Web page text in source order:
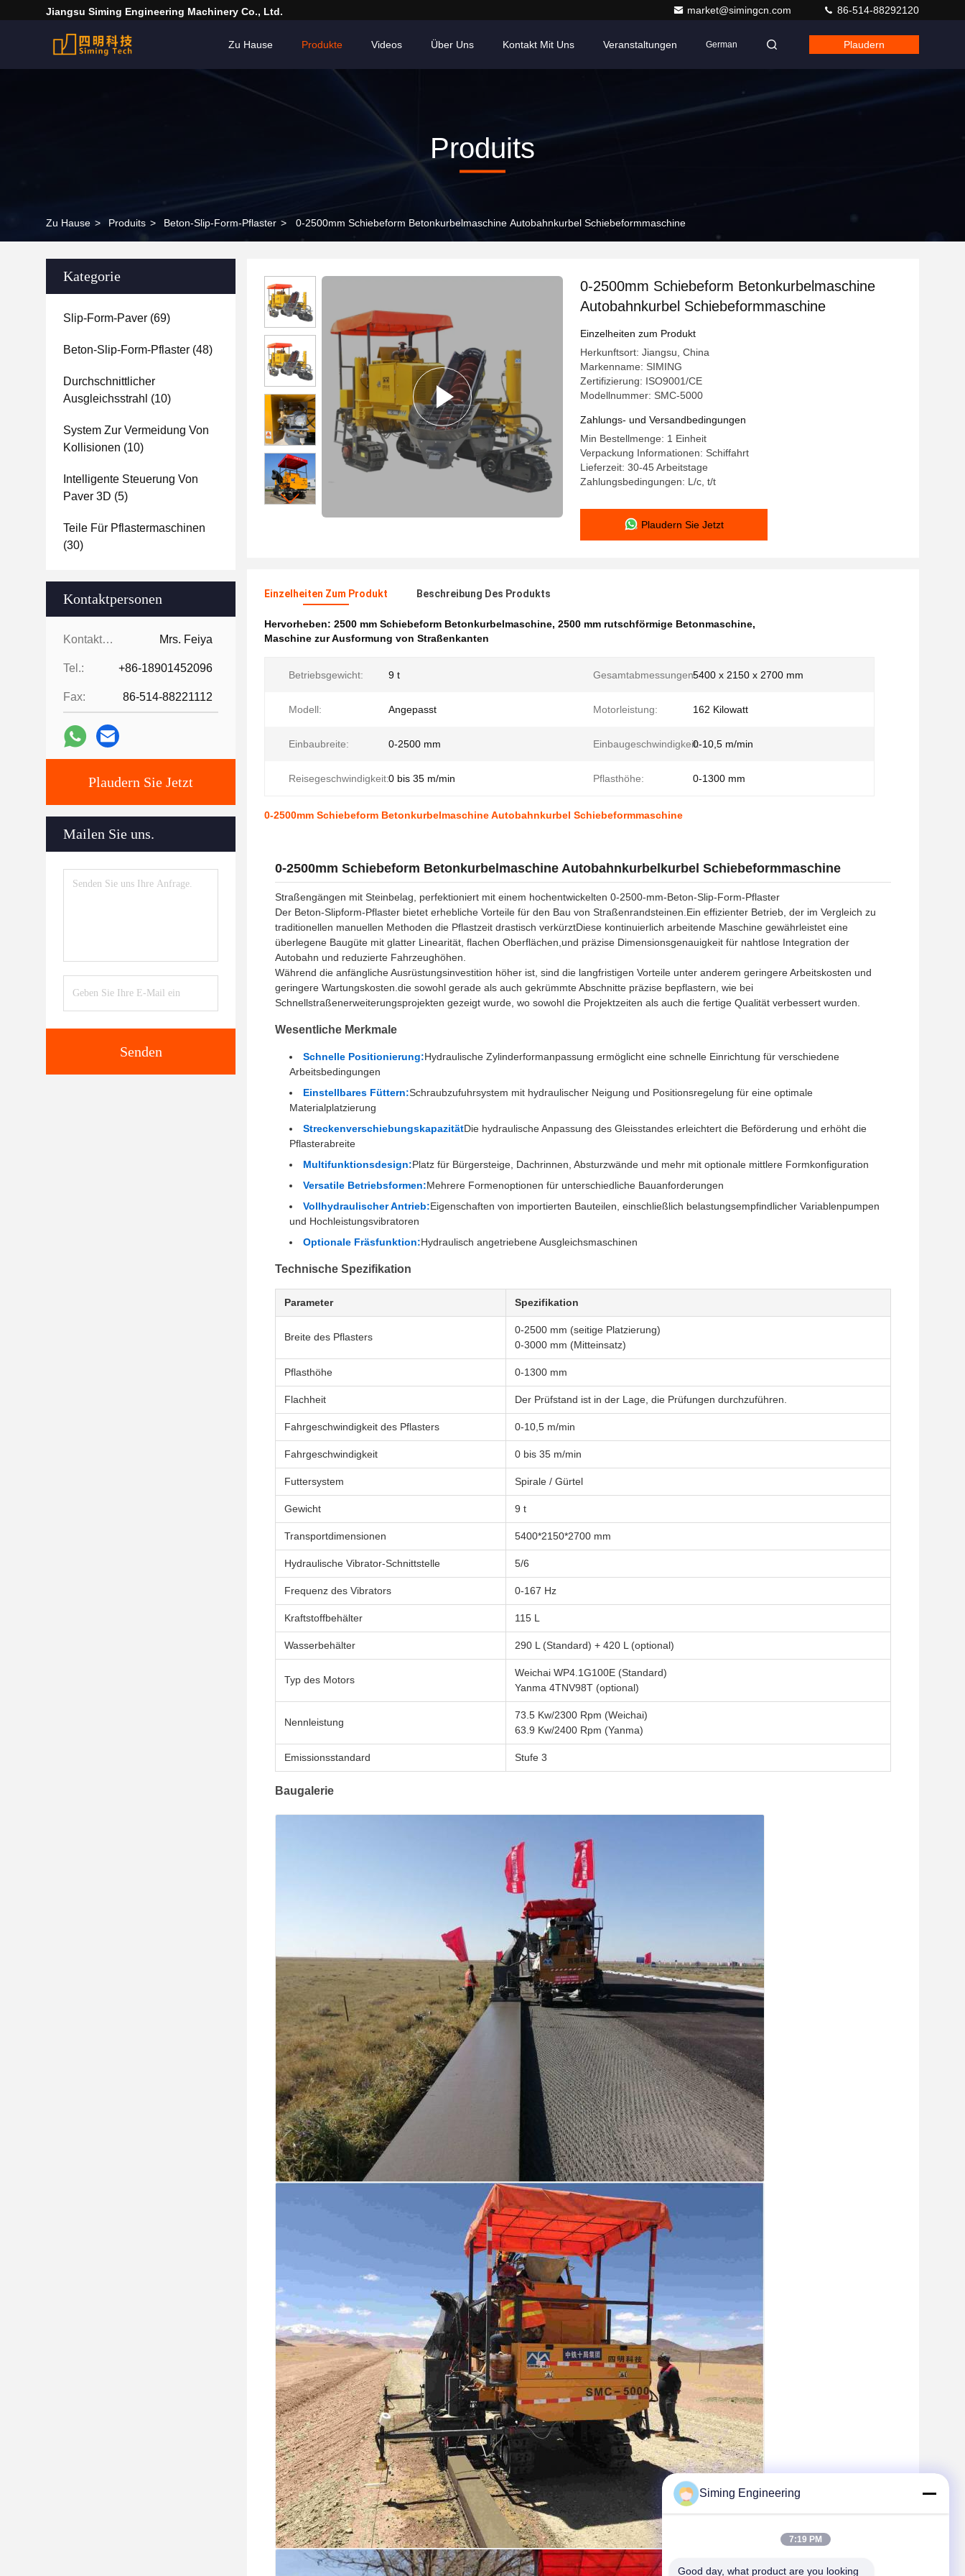
Jiangsu Siming Engineering Machinery Co., Ltd. market@simingcn.com 86-514-88292120
Zu Hause Produkte Videos Über Uns Kontakt Mit Uns Veranstaltungen German Plaudern
Produits
Zu Hause > Produits > Beton-Slip-Form-Pflaster > 0-2500mm Schiebeform Betonkurbelmaschine Autobahnkurbel Schiebeformmaschine
Kategorie
Slip-Form-Paver (69)
Beton-Slip-Form-Pflaster (48)
Durchschnittlicher
Ausgleichsstrahl (10)
System Zur Vermeidung Von
Kollisionen (10)
Intelligente Steuerung Von
Paver 3D (5)
Teile Für Pflastermaschinen
(30)
Kontaktpersonen
Kontaktpersonen: Mrs. Feiya
Tel.: +86-18901452096
Fax: 86-514-88221112
Plaudern Sie Jetzt
Mailen Sie uns.
Senden
0-2500mm Schiebeform Betonkurbelmaschine
Autobahnkurbel Schiebeformmaschine
Einzelheiten zum Produkt
Herkunftsort: Jiangsu, China
Markenname: SIMING
Zertifizierung: ISO9001/CE
Modellnummer: SMC-5000
Zahlungs- und Versandbedingungen
Min Bestellmenge: 1 Einheit
Verpackung Informationen: Schiffahrt
Lieferzeit: 30-45 Arbeitstage
Zahlungsbedingungen: L/c, t/t
Plaudern Sie Jetzt
Einzelheiten Zum Produkt Beschreibung Des Produkts
Hervorheben: 2500 mm Schiebeform Betonkurbelmaschine, 2500 mm rutschförmige Betonmaschine,
Maschine zur Ausformung von Straßenkanten
Betriebsgewicht: 9 t Gesamtabmessungen:5400 x 2150 x 2700 mm
Modell: Angepasst Motorleistung: 162 Kilowatt
Einbaubreite: 0-2500 mm Einbaugeschwindigkeit:0-10,5 m/min
Reisegeschwindigkeit:0 bis 35 m/min Pflasthöhe: 0-1300 mm
0-2500mm Schiebeform Betonkurbelmaschine Autobahnkurbel Schiebeformmaschine
0-2500mm Schiebeform Betonkurbelmaschine Autobahnkurbelkurbel Schiebeformmaschine
Straßengängen mit Steinbelag, perfektioniert mit einem hochentwickelten 0-2500-mm-Beton-Slip-Form-Pflaster
Der Beton-Slipform-Pflaster bietet erhebliche Vorteile für den Bau von Straßenrandsteinen.Ein effizienter Betrieb, der im Vergleich zu
traditionellen manuellen Methoden die Pflastzeit drastisch verkürztDiese kontinuierlich arbeitende Maschine gewährleistet eine
überlegene Baugüte mit glatter Linearität, flachen Oberflächen,und präzise Dimensionsgenauigkeit für nahtlose Integration der
Autobahn und reduzierte Fahrzeughöhen.
Während die anfängliche Ausrüstungsinvestition höher ist, sind die langfristigen Vorteile unter anderem geringere Arbeitskosten und
geringere Wartungskosten.die sowohl gerade als auch gekrümmte Abschnitte präzise bepflastern, wie bei
Schnellstraßenerweiterungsprojekten gezeigt wurde, wo sowohl die Projektzeiten als auch die fertige Qualität verbessert wurden.
Wesentliche Merkmale
Schnelle Positionierung:Hydraulische Zylinderformanpassung ermöglicht eine schnelle Einrichtung für verschiedene
Arbeitsbedingungen
Einstellbares Füttern:Schraubzufuhrsystem mit hydraulischer Neigung und Positionsregelung für eine optimale
Materialplatzierung
StreckenverschiebungskapazitätDie hydraulische Anpassung des Gleisstandes erleichtert die Beförderung und erhöht die
Pflasterabreite
Multifunktionsdesign:Platz für Bürgersteige, Dachrinnen, Absturzwände und mehr mit optionale mittlere Formkonfiguration
Versatile Betriebsformen:Mehrere Formenoptionen für unterschiedliche Bauanforderungen
Vollhydraulischer Antrieb:Eigenschaften von importierten Bauteilen, einschließlich belastungsempfindlicher Variablenpumpen
und Hochleistungsvibratoren
Optionale Fräsfunktion:Hydraulisch angetriebene Ausgleichsmaschinen
Technische Spezifikation
Parameter Spezifikation
Breite des Pflasters
0-2500 mm (seitige Platzierung)
0-3000 mm (Mitteinsatz)
Pflasthöhe 0-1300 mm
Flachheit Der Prüfstand ist in der Lage, die Prüfungen durchzuführen.
Fahrgeschwindigkeit des Pflasters 0-10,5 m/min
Fahrgeschwindigkeit 0 bis 35 m/min
Futtersystem Spirale / Gürtel
Gewicht 9 t
Transportdimensionen 5400*2150*2700 mm
Hydraulische Vibrator-Schnittstelle 5/6
Frequenz des Vibrators 0-167 Hz
Kraftstoffbehälter 115 L
Wasserbehälter 290 L (Standard) + 420 L (optional)
Typ des Motors
Weichai WP4.1G100E (Standard)
Yanma 4TNV98T (optional)
Nennleistung
73.5 Kw/2300 Rpm (Weichai)
63.9 Kw/2400 Rpm (Yanma)
Emissionsstandard Stufe 3
Baugalerie
Siming Engineering
7:19 PM
Good day, what product are you looking